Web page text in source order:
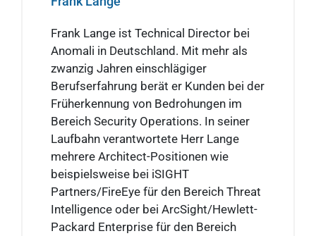
Frank Lange ist Technical Director bei
Anomali in Deutschland. Mit mehr als
zwanzig Jahren einschlägiger
Berufserfahrung berät er Kunden bei der
Früherkennung von Bedrohungen im
Bereich Security Operations. In seiner
Laufbahn verantwortete Herr Lange
mehrere Architect-Positionen wie
beispielsweise bei iSIGHT
Partners/FireEye für den Bereich Threat
Intelligence oder bei ArcSight/Hewlett-
Packard Enterprise für den Bereich